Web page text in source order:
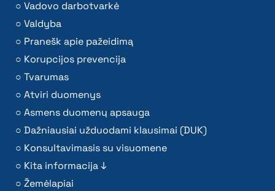
Vadovo darbotvarkė
Valdyba
Pranešk apie pažeidimą
Korupcijos prevencija
Tvarumas
Atviri duomenys
Asmens duomenų apsauga
Dažniausiai užduodami klausimai (DUK)
Konsultavimasis su visuomene
Kita informacija ↓
Žemėlapiai